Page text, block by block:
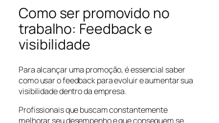
Como ser promovido no
trabalho: Feedback e
visibilidade
Para alcançar uma promoção, é essencial saber
como usar o feedback para evoluir e aumentar sua
visibilidade dentro da empresa.
Profissionais que buscam constantemente
melhorar seu desempenho e que conseguem se